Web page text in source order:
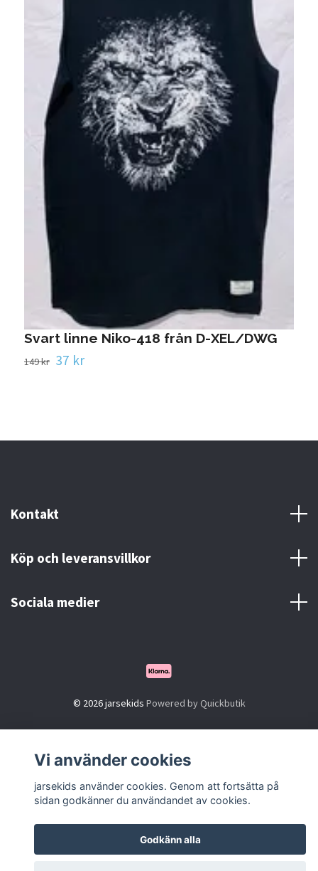
Svart linne Niko-418 från D-XEL/DWG
149 kr 37 kr
Kontakt
Köp och leveransvillkor
Sociala medier
© 2026 jarsekids Powered by Quickbutik
Vi använder cookies
jarsekids använder cookies. Genom att fortsätta på
sidan godkänner du användandet av cookies.
Godkänn alla